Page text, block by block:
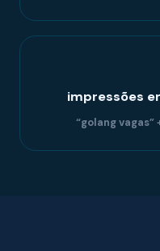
impressões
“golang vagas”